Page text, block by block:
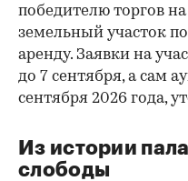
победителю торгов на
земельный участок
аренду. Заявки на
до 7 сентября, а сам
сентября 2026 года,
Из истории
слободы